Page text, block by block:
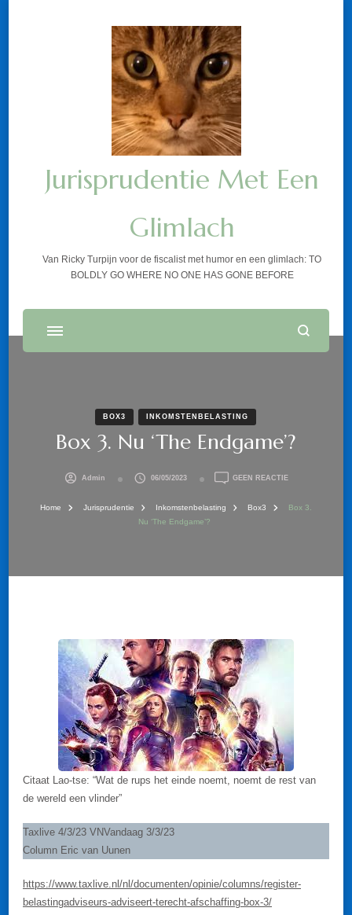
Jurisprudentie Met Een
Glimlach
Van Ricky Turpijn voor de fiscalist met humor en een glimlach: TO
BOLDLY GO WHERE NO ONE HAS GONE BEFORE
BOX3 INKOMSTENBELASTING
Box 3. Nu ‘The Endgame’?
Admin 06/05/2023 GEEN REACTIEOP
NU
Home Jurisprudentie Inkomstenbelasting Box3
Box 3.
Nu ‘The Endgame’?
Citaat Lao-tse: “Wat de rups het einde noemt, noemt de rest van
de wereld een vlinder”
Taxlive 4/3/23 VNVandaag 3/3/23
Column Eric van Uunen
https://www.taxlive.nl/nl/documenten/opinie/columns/register-
belastingadviseurs-adviseert-terecht-afschaffing-box-3/